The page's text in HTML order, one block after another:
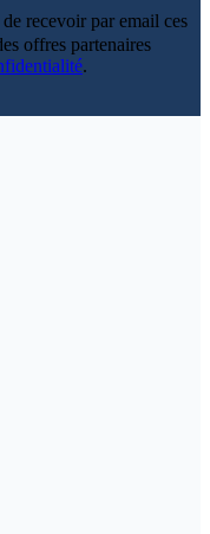
de recevoir par email ces
offres partenaires
.